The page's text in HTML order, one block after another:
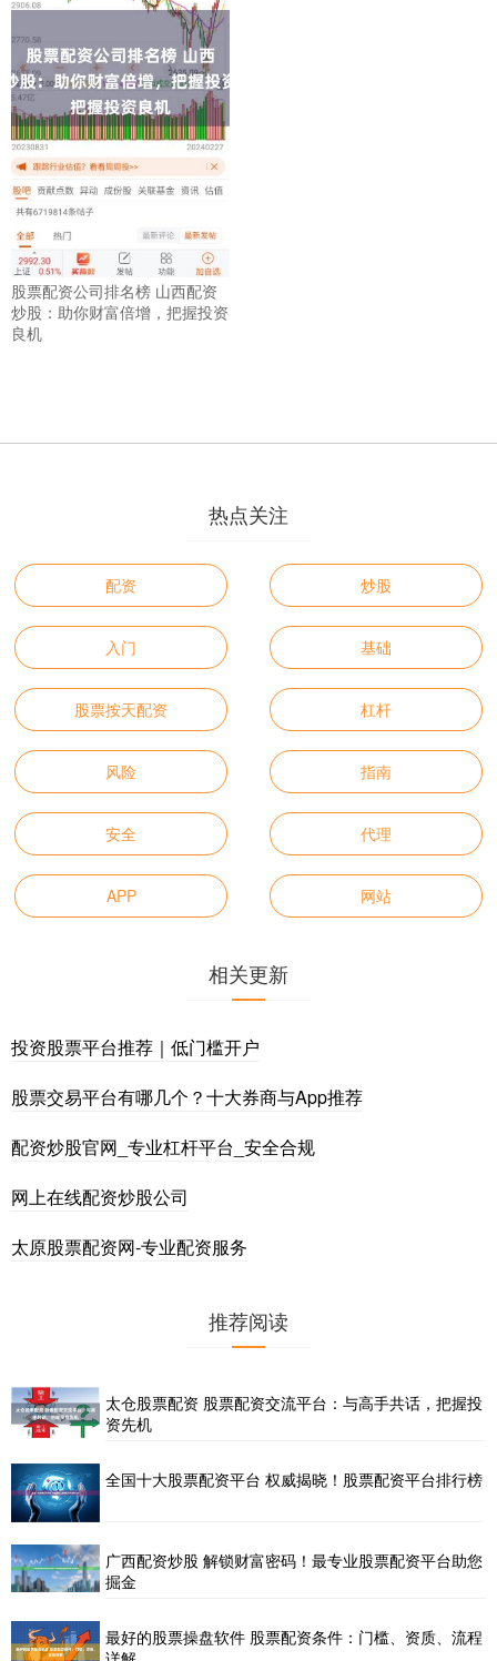
股票配资公司排名榜 山西配资
炒股：助你财富倍增，把握投资
良机
热点关注
配资 炒股
入门 基础
股票按天配资 杠杆
风险 指南
安全 代理
APP 网站
相关更新
投资股票平台推荐｜低门槛开户
股票交易平台有哪几个？十大券商与App推荐
配资炒股官网_专业杠杆平台_安全合规
网上在线配资炒股公司
太原股票配资网-专业配资服务
推荐阅读
太仓股票配资 股票配资交流平台：与高手共话，把握投
资先机
全国十大股票配资平台 权威揭晓！股票配资平台排行榜
广西配资炒股 解锁财富密码！最专业股票配资平台助您
掘金
最好的股票操盘软件 股票配资条件：门槛、资质、流程